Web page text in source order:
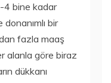
4 bine kadar
bir
fazla maaş
alanla göre biraz
dükkanı